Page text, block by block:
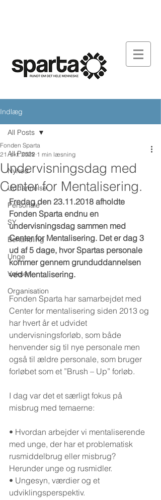
Indlæg
All Posts
Nyhed
Uddannelse
Personale
SY
Behandling
Unge
Voksen
Organisation
All Posts
Undervisningsdag med
Center for Mentalisering.
Fonden Sparta
21. okt. 2022 1 min læsning
Fredag den 23.11.2018 afholdte
Fonden Sparta endnu en
undervisningsdag sammen med
Center for Mentalisering. Det er dag 3
ud af 5 dage, hvor Spartas personale
kommer gennem grunduddannelsen
ved Mentalisering.
Fonden Sparta har samarbejdet med
Center for mentalisering siden 2013 og
har hvert år et udvidet
undervisningsforløb, som både
henvender sig til nye personale men
også til ældre personale, som bruger
forløbet som et ”Brush – Up” forløb.
I dag var det et særligt fokus på
misbrug med temaerne:
• Hvordan arbejder vi mentaliserende
med unge, der har et problematisk
rusmiddelbrug eller misbrug?
Herunder unge og rusmidler.
• Ungesyn, værdier og et
udviklingsperspektiv.